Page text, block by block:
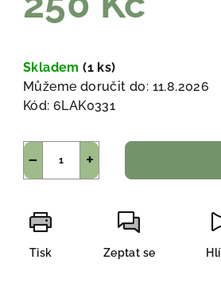
cena:
Skladem(1 ks)
Můžeme doručit do: 11.8.2026
Kód: 6LAK0331
+
−
Tisk Zeptat se